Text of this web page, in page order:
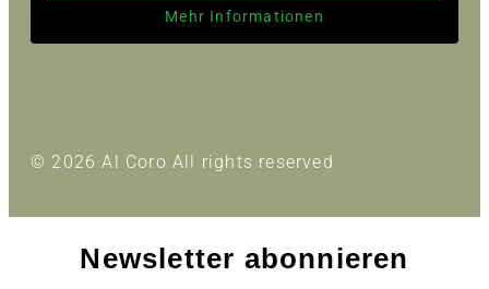
Mehr Informationen
© 2026 Al Coro All rights reserved
Newsletter abonnieren